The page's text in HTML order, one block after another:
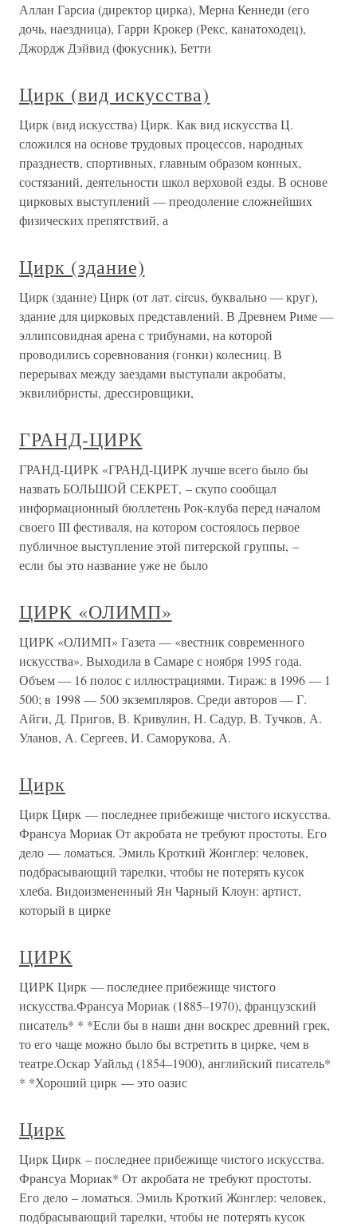
Аллан Гарсиа (директор цирка), Мерна Кеннеди (его
дочь, наездница), Гарри Крокер (Рекс, канатоходец),
Джордж Дэйвид (фокусник), Бетти
Цирк (вид искусства)
Цирк (вид искусства) Цирк. Как вид искусства Ц.
сложился на основе трудовых процессов, народных
празднеств, спортивных, главным образом конных,
состязаний, деятельности школ верховой езды. В основе
цирковых выступлений — преодоление сложнейших
физических препятствий, а
Цирк (здание)
Цирк (здание) Цирк (от лат. circus, буквально — круг),
здание для цирковых представлений. В Древнем Риме —
эллипсовидная арена с трибунами, на которой
проводились соревнования (гонки) колесниц. В
перерывах между заездами выступали акробаты,
эквилибристы, дрессировщики,
ГРАНД-ЦИРК
ГРАНД-ЦИРК «ГРАНД-ЦИРК лучше всего было бы
назвать БОЛЬШОЙ СЕКРЕТ, – скупо сообщал
информационный бюллетень Рок-клуба перед началом
своего III фестиваля, на котором состоялось первое
публичное выступление этой питерской группы, –
если бы это название уже не было
ЦИРК «ОЛИМП»
ЦИРК «ОЛИМП» Газета — «вестник современного
искусства». Выходила в Самаре с ноября 1995 года.
Объем — 16 полос с иллюстрациями. Тираж: в 1996 — 1
500; в 1998 — 500 экземпляров. Среди авторов — Г.
Айги, Д. Пригов, В. Кривулин, Н. Садур, В. Тучков, А.
Уланов, А. Сергеев, И. Саморукова, А.
Цирк
Цирк Цирк — последнее прибежище чистого искусства.
Франсуа Мориак От акробата не требуют простоты. Его
дело — ломаться. Эмиль Кроткий Жонглер: человек,
подбрасывающий тарелки, чтобы не потерять кусок
хлеба. Видоизмененный Ян Чарный Клоун: артист,
который в цирке
ЦИРК
ЦИРК Цирк — последнее прибежище чистого
искусства.Франсуа Мориак (1885–1970), французский
писатель* * *Если бы в наши дни воскрес древний грек,
то его чаще можно было бы встретить в цирке, чем в
театре.Оскар Уайльд (1854–1900), английский писатель*
* *Хороший цирк — это оазис
Цирк
Цирк Цирк – последнее прибежище чистого искусства.
Франсуа Мориак* От акробата не требуют простоты.
Его дело – ломаться. Эмиль Кроткий Жонглер: человек,
подбрасывающий тарелки, чтобы не потерять кусок